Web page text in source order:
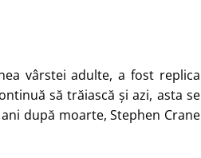
vârstei adulte, a fost replica
să trăiască și azi, asta se
după moarte, Stephen Crane